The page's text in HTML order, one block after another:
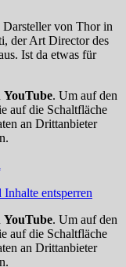
von Thor in
der Art Director des
Ist da etwas für
YouTube. Um auf den
auf die Schaltfläche
an Drittanbieter
entsperren
YouTube. Um auf den
auf die Schaltfläche
an Drittanbieter